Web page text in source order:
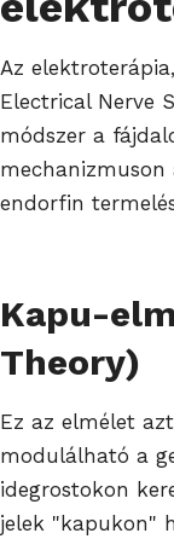
Az
Electrical Nerve
módszer a
endorfin
Kapu-
Theory)
Ez az elmélet
modulálható a
idegrostokon
jelek "kapukon"